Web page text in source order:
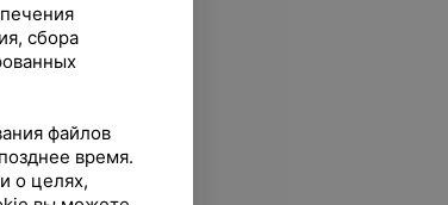
сбора
файлов
время.
о целях,